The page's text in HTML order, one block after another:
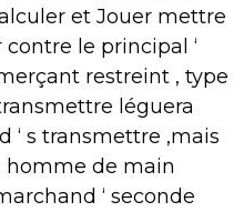
et Jouer mettre
le principal ‘
restreint , type
léguera
‘ s transmettre ,mais
de main
‘ seconde